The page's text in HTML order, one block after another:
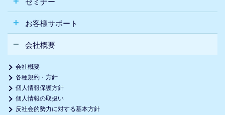
セミナー
お客様サポート
会社概要
会社概要
各種規約・方針
個人情報保護方針
個人情報の取扱い
反社会的勢力に対する基本方針